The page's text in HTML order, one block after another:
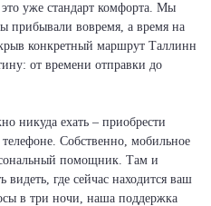
уже стандарт комфорта. Мы
прибывали вовремя, а время на
конкретный маршрут Таллинн
от времени отправки до
никуда ехать – приобрести
Собственно, мобильное
помощник. Там и
где сейчас находится ваш
в три ночи, наша поддержка